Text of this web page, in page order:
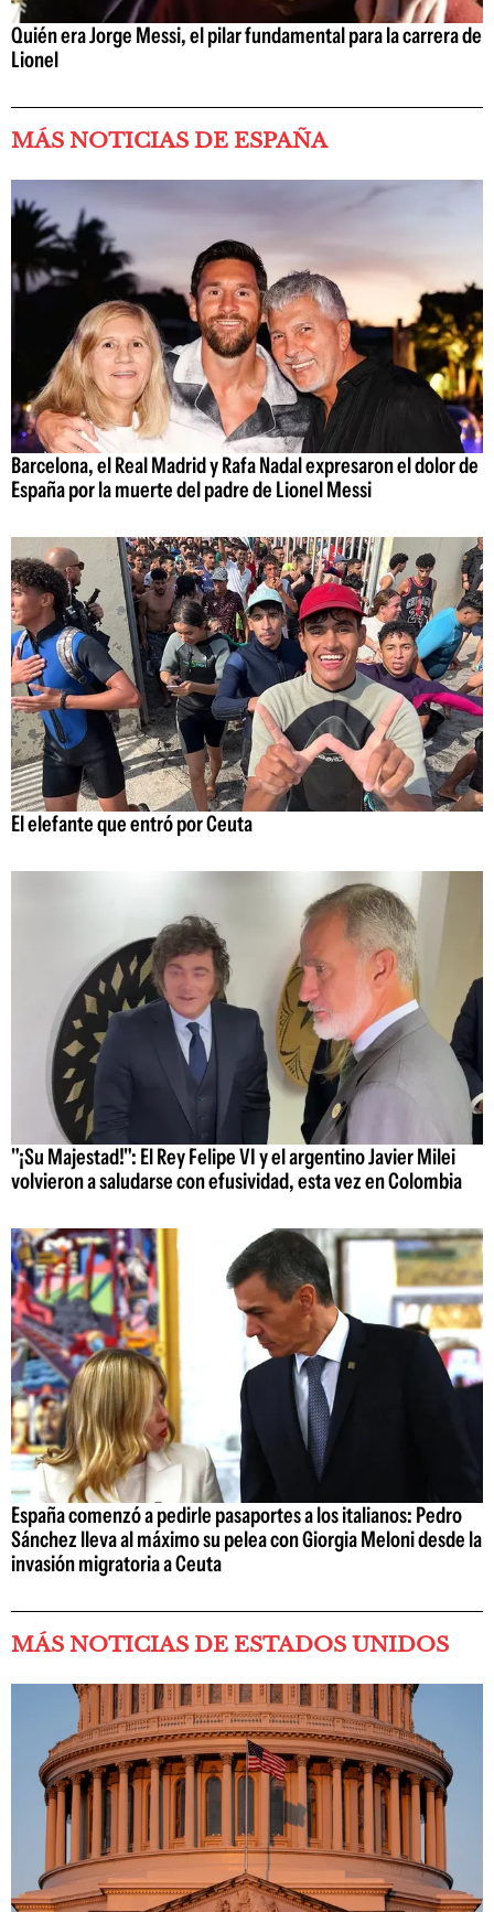
Quién era Jorge Messi, el pilar fundamental para la carrera de
Lionel
MÁS NOTICIAS DE ESPAÑA
Barcelona, el Real Madrid y Rafa Nadal expresaron el dolor de
España por la muerte del padre de Lionel Messi
El elefante que entró por Ceuta
"¡Su Majestad!": El Rey Felipe VI y el argentino Javier Milei
volvieron a saludarse con efusividad, esta vez en Colombia
España comenzó a pedirle pasaportes a los italianos: Pedro
Sánchez lleva al máximo su pelea con Giorgia Meloni desde la
invasión migratoria a Ceuta
MÁS NOTICIAS DE ESTADOS UNIDOS